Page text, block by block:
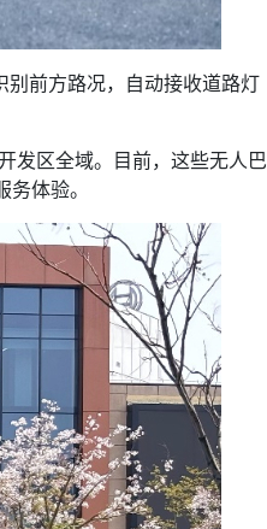
前方路况，自动接收道路灯
发区全域。目前，这些无人巴
体验。